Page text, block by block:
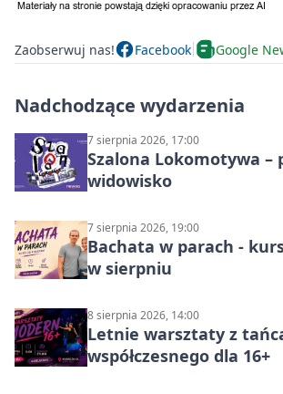
Zaobserwuj nas! Facebook Google
Nadchodzące wydarzenia
7 sierpnia 2026, 17:00
Szalona Lokomotywa –
widowisko
7 sierpnia 2026, 19:00
Bachata w parach -
w sierpniu
8 sierpnia 2026, 14:00
Letnie warsztaty z
współczesnego dla 16+